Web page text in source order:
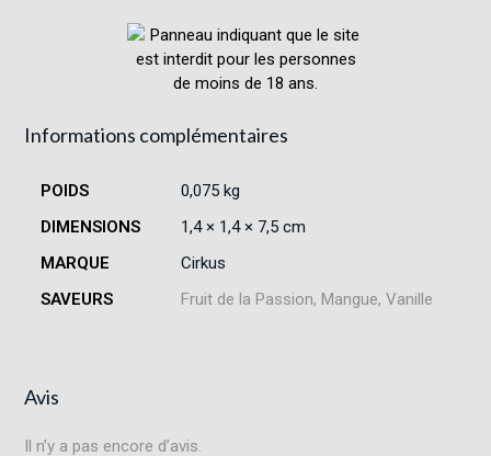
Informations complémentaires
POIDS
0,075 kg
DIMENSIONS
1,4 × 1,4 × 7,5 cm
MARQUE
Cirkus
SAVEURS
Fruit de la Passion, Mangue, Vanille
Avis
Il n’y a pas encore d’avis.